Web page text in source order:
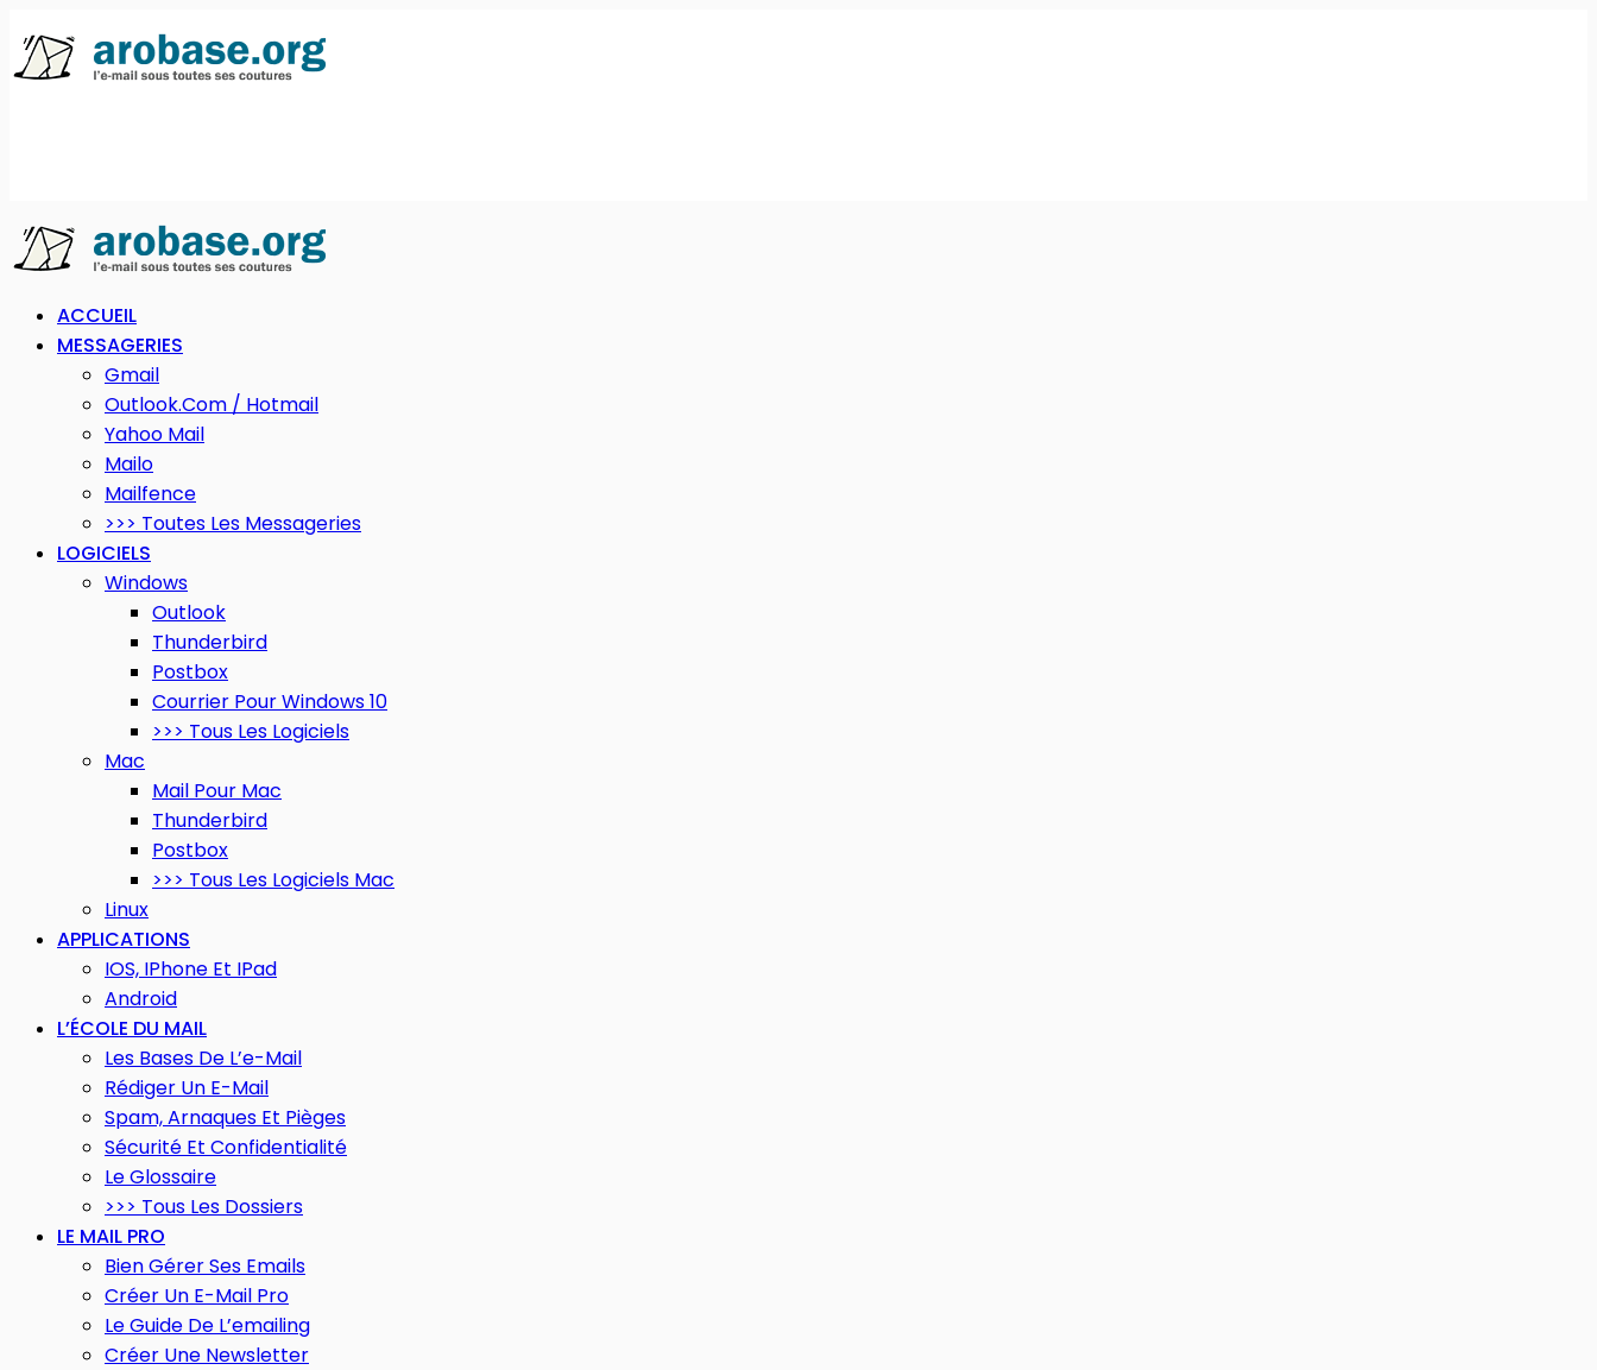
ACCUEIL
MESSAGERIES
Gmail
Outlook.com / Hotmail
Yahoo Mail
Mailo
Mailfence
>>> Toutes Les Messageries
LOGICIELS
Windows
Outlook
Thunderbird
Postbox
Courrier Pour Windows 10
>>> Tous Les Logiciels
Mac
Mail Pour Mac
Thunderbird
Postbox
>>> Tous Les Logiciels Mac
Linux
APPLICATIONS
IOS, IPhone Et IPad
Android
L’ÉCOLE DU MAIL
Les Bases De L’e-Mail
Rédiger Un E-Mail
Spam, Arnaques Et Pièges
Sécurité Et Confidentialité
Le Glossaire
>>> Tous Les Dossiers
LE MAIL PRO
Bien Gérer Ses Emails
Créer Un E-Mail Pro
Le Guide De L’emailing
Créer Une Newsletter